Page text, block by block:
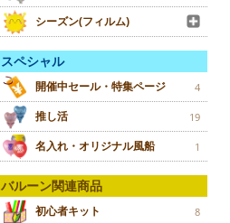
シーズン(フィルム)
スペシャル
開催中セール・特集ページ 4
推し活 19
名入れ・オリジナル風船 1
バルーン関連商品
初心者キット 8